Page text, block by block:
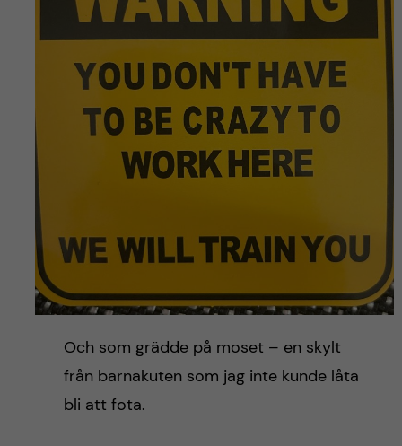
Och som grädde på moset – en skylt
från barnakuten som jag inte kunde låta
bli att fota.